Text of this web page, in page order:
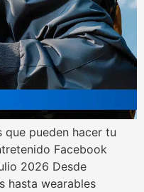
que pueden hacer tu
Facebook
2026 Desde
hasta wearables